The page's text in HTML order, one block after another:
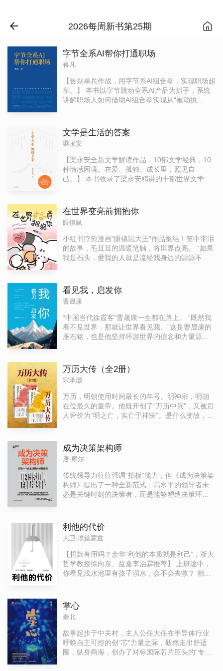
2026每周新书第25期
字节全系AI帮你打通职场
蒋凡
【告别单兵作战，用字节系AI组合拳，实现职场超
车。】 本书以字节跳动全系AI产品为抓手，系统
讲解职场人如何借助AI组合拳实现从“被动执
谁更会用工具、更会找捷径。AI的核心不是取代
人，而是放大人的价值：通过精准匹配痛点、全
流程协同联动、放大核心优势三大机制，构建“人
+AI”的高效职场新模式。书中详细拆解书中详细拆
解豆包、飞书、即梦、剪映、Seedance、
DataWind、ByteVisual、OpenClaw、Coze等字
直接落地的工具组合与实操打法，帮助读者打通
一个个具体工作环节。更覆盖制造、互联网、教
解决方案。AI赋能的终极目标，是让每一位职场人
掌握主动权：用工具解放时间，用系统补齐短
板，聚焦真正创造价值的事，在智能时代站稳不
文学是生活的答案
梁永安
【梁永安全新文学解读作品，10部文学经典，10
种情感困境。在爱、孤独、成长里，照见自
己。】 本书收录了梁永安精讲的十部世界文学经
烂千阳》、当代科幻《克拉拉与太阳》与自传体
成长故事《你当像鸟飞往你的山》…… 表面作品
写的是战争中的婚姻、生在极端家庭的女孩、为
艺术抛下一切的中年人、在病房里被机器人陪伴
的孩子……题材各不相同，但都围绕着同一个命
题展开：人在情感关系中，如何面对爱、经历孤
说，当一个人脱离“标准答案”去选择人生时，会通
向什么样的命运？ 这十个故事，正是十种真实的
候，它们能帮你看见自己，找到破局的方向。
在世界变亮前拥抱你
眼镜鼠
小红书疗愈漫画“眼镜鼠大王”作品集结！笑中带泪
的故事，毛茸茸的温暖笔触，将世界点亮。 “如果
我是石头，爱我的人就是流经我身边的源源不断
事，读来流泪的同时又被“萌化”了！ 把别人感受
放在第一位的INFP小狗顺毛犬、背着画板在寒风
里等待孙女下课的奶奶、结婚纪念日送“蹄花”的爸
爸……他们是平凡世界里温暖的光，照亮还在暗
夜中的角落。在每个人成为大人的过程中，都曾
低落、沮丧、自我怀疑，但困难总会过去，世界
看见我，启发你
曹晟康
“中国当代徐霞客”曹晟康一生都在路上。 “既然我
看不见世界，那就让世界看见我。”这是曹晟康的
座右铭，也是他坚持环游世界的信念和力量源
遍布全球七大洲45个国家。一路走来，曹晟康用
自己的听觉、触觉去聆听、去触摸、去感受这个
世界，让沿途的风景看见了坚强乐观的曹晟康，
让沿途的有缘人收获了不一样的人生启发。
万历大传（全2册）
宗承灏
万历，明朝使用时间最长的年号。明神宗，明朝
在位最久的皇帝。他既开创了“万历中兴”，又被后
人评价为“明之亡，实亡于神宗”。是什么变故，使
渊?本书以一代帝王为起点，结合详实的史料，细
腻勾勒出一幅幅生动的历史画卷:从波谲云诡的内
阁权谋斗争，到牵动国运的国本之争;从乱国矿税
的施行，到边疆战事的得失......巧妙串联起宫廷与
内阁的微妙博弈、朝廷与边疆的紧张对峙、士人
与商人的命运沉浮。全方位、多角度展现明神宗
成为决策架构师
唐·摩尔
传统领导力往往强调“拍板”能力，但《成为决策架
构师》提出了一种全新范式：高水平的领导者未
必是关键时刻的决策者，而是能够塑造决策环
力的可持续性”。 两位行为决策领域重量级作者
——唐·摩尔与马克斯·巴泽曼，结合行为经济学、
认知心理学的大量实证研究，揭示了人类决策中
的偏差与盲点，并提供了8个行为科学框架，帮助
管理者设计信息呈现、流程激励与制度安排，让
好决策不再依赖天才与运气，而是成为组织可复
和思维、将伦理融入系统，以及运用助推工具构
建优质决策环境。
利他的代价
大卫·埃德蒙兹
【捐款有用吗？余华“利他的本质就是利己”，浙大
哲学教授徐向东、益盒李治霖推荐】 上班途中，
你看见浅水池里有孩子溺水，会不会去救？ 相信
你：只要捐出买鞋的钱，就能让千里之外的一千
名孩子免于疟疾致死。 同样是一双鞋的代价，后
者是否实现了更大的善？ 这一哲学思想实验，催
生了实效利他主义运动。它旨在不带偏见地实现
最大的善，但也被批评脱离实际。 在善意稀缺的
时代，本书邀你重新审视：对他人行善，是不是
掌心
秦北
故事起步于中关村，主人公任大任在半导体行业
呼唤自主可控的创“芯”力量之际，毅然走出舒适
圈，纵身商海，创办了对标国际芯片巨头的“专精